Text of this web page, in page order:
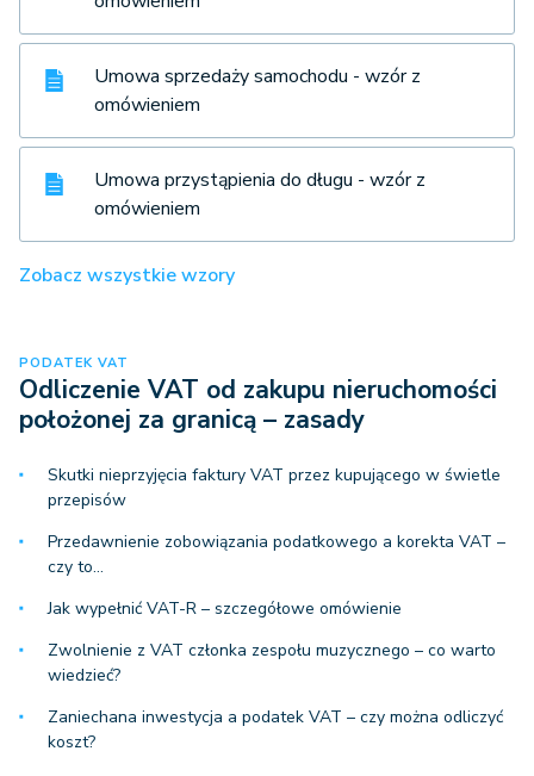
Umowa sprzedaży samochodu - wzór z
omówieniem
Umowa przystąpienia do długu - wzór z
omówieniem
Zobacz wszystkie wzory
PODATEK VAT
Odliczenie VAT od zakupu nieruchomości
położonej za granicą – zasady
Skutki nieprzyjęcia faktury VAT przez kupującego w świetle
przepisów
Przedawnienie zobowiązania podatkowego a korekta VAT –
czy to…
Jak wypełnić VAT-R – szczegółowe omówienie
Zwolnienie z VAT członka zespołu muzycznego – co warto
wiedzieć?
Zaniechana inwestycja a podatek VAT – czy można odliczyć
koszt?